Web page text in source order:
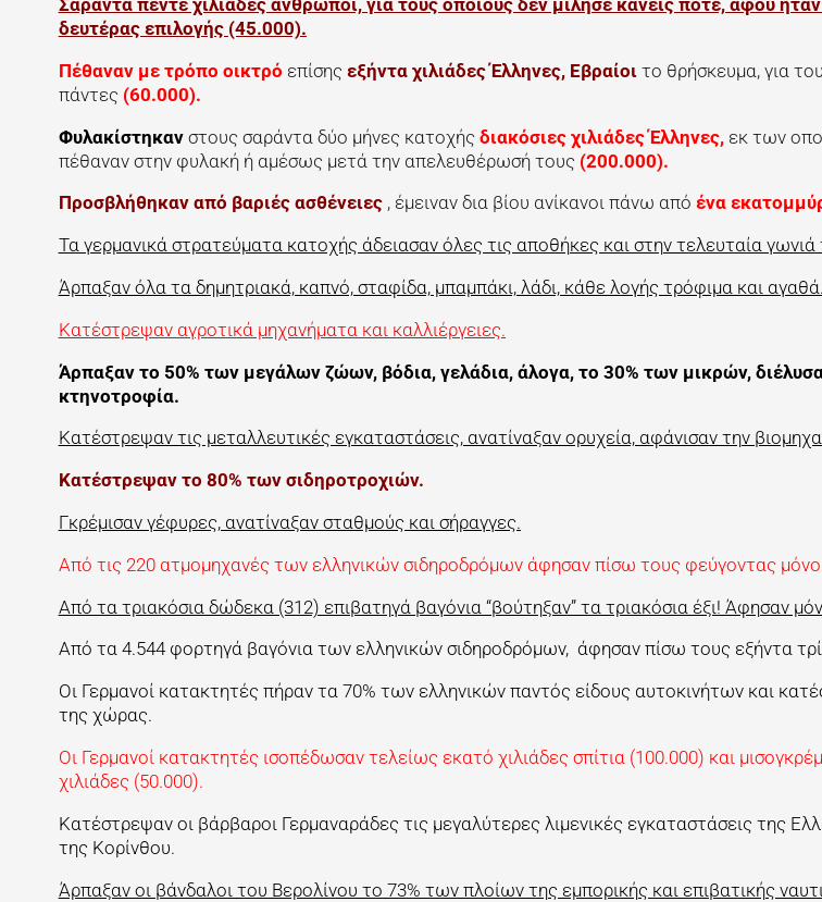
Σαράντα πέντε χιλιάδες άνθρωποι, για τους οποίους δεν μίλησε κανείς ποτέ, αφού
δευτέρας επιλογής (45.000).
Πέθαναν με τρόπο οικτρό επίσης εξήντα χιλιάδες Έλληνες, Εβραίοι το θρήσκευμα, για
πάντες (60.000).
Φυλακίστηκανστους σαράντα δύο μήνες κατοχής διακόσιες χιλιάδες Έλληνες,εκ των
πέθαναν στην φυλακή ή αμέσως μετά την απελευθέρωσή τους (200.000).
Προσβλήθηκαν από βαριές ασθένειες , έμειναν δια βίου ανίκανοι πάνω από ένα
Τα γερμανικά στρατεύματα κατοχής άδειασαν όλες τις αποθήκες και στην τελευταία
Άρπαξαν όλα τα δημητριακά, καπνό, σταφίδα, μπαμπάκι, λάδι, κάθε λογής τρόφιμα και αγαθά.
Κατέστρεψαν αγροτικά μηχανήματα και καλλιέργειες.
Άρπαξαν το 50% των μεγάλων ζώων, βόδια, γελάδια, άλογα, το 30% των μικρών,
κτηνοτροφία.
Κατέστρεψαν τις μεταλλευτικές εγκαταστάσεις, ανατίναξαν ορυχεία, αφάνισαν την
Κατέστρεψαν το 80% των σιδηροτροχιών.
Γκρέμισαν γέφυρες, ανατίναξαν σταθμούς και σήραγγες.
Από τις 220 ατμομηχανές των ελληνικών σιδηροδρόμων άφησαν πίσω τους φεύγοντας μόνο
Από τα τριακόσια δώδεκα (312) επιβατηγά βαγόνια “βούτηξαν” τα τριακόσια έξι! Άφησαν
Από τα 4.544 φορτηγά βαγόνια των ελληνικών σιδηροδρόμων, άφησαν πίσω τους εξήντα
Οι Γερμανοί κατακτητές πήραν τα 70% των ελληνικών παντός είδους αυτοκινήτων και
της χώρας.
Οι Γερμανοί κατακτητές ισοπέδωσαν τελείως εκατό χιλιάδες σπίτια (100.000) και
χιλιάδες (50.000).
Κατέστρεψαν οι βάρβαροι Γερμαναράδες τις μεγαλύτερες λιμενικές εγκαταστάσεις της
της Κορίνθου.
Άρπαξαν οι βάνδαλοι του Βερολίνου το 73% των πλοίων της εμπορικής και επιβατικής